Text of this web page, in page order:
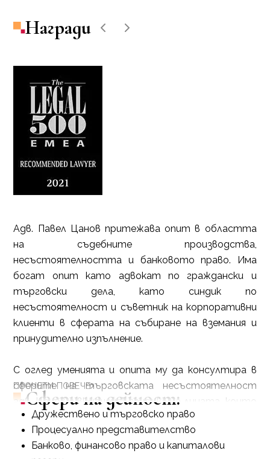
Адв. Павел Цанов притежава опит в областта
на съдебните производства,
несъстоятелността и банковото право. Има
богат опит като адвокат по граждански и
търговски дела, като синдик по
несъстоятелност и съветник на корпоративни
клиенти в сферата на събиране на вземания и
принудително изпълнение.
С оглед уменията и опита му да консултира в
сферите на търговската несъстоятелност
адв. Цанов е включен в списъка на лицата, които
могат да заемат длъжността синдик в
производствата по несъстоятелност по
Търговския закон.
ПРОЧЕТИ ПОВЕЧЕ
Награди
Сфери на дейност:
Дружествено и търговско право
Процесуално представителство
Банково, финансово право и капиталови